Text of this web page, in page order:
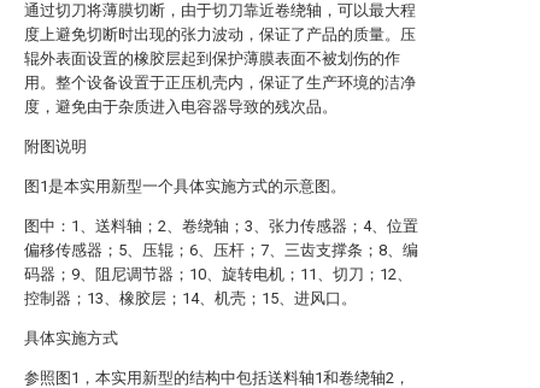
通过切刀将薄膜切断，由于切刀靠近卷绕轴，可以最大程
度上避免切断时出现的张力波动，保证了产品的质量。压
辊外表面设置的橡胶层起到保护薄膜表面不被划伤的作
用。整个设备设置于正压机壳内，保证了生产环境的洁净
度，避免由于杂质进入电容器导致的残次品。
附图说明
图1是本实用新型一个具体实施方式的示意图。
图中：1、送料轴；2、卷绕轴；3、张力传感器；4、位置
偏移传感器；5、压辊；6、压杆；7、三齿支撑条；8、编
码器；9、阻尼调节器；10、旋转电机；11、切刀；12、
控制器；13、橡胶层；14、机壳；15、进风口。
具体实施方式
参照图1，本实用新型的结构中包括送料轴1和卷绕轴2，